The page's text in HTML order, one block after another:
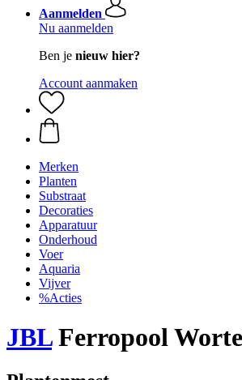
Aanmelden
Nu aanmelden
Ben je nieuw hier?
Account aanmaken
Merken
Planten
Substraat
Decoraties
Apparatuur
Onderhoud
Voer
Aquaria
Vijver
%Acties
JBLFerropool